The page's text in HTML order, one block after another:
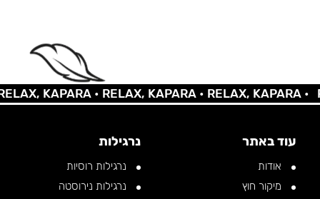
KAPARA •RELAX, KAPARA •RELAX, KAPARA •
עוד באתר
אודות
מיקור חוץ
נרגילות
נרגילות רוסיות
נרגילות נירוסטה